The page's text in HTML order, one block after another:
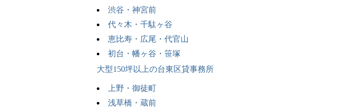
渋谷・神宮前
代々木・千駄ヶ谷
恵比寿・広尾・代官山
初台・幡ヶ谷・笹塚
大型150坪以上の台東区貸事務所
上野・御徒町
浅草橋・蔵前